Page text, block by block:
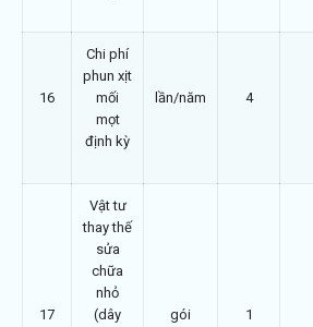
16
Chi phí
phun xịt
mối
mọt
định kỳ
lần/năm 4
17
Vật tư
thay thế
sửa
chữa
nhỏ
(dây
gói 1